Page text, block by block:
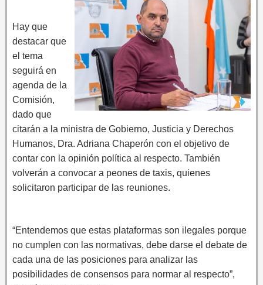
Hay que
destacar que
el tema
seguirá en
agenda de la
Comisión,
dado que
citarán a la ministra de Gobierno, Justicia y Derechos
Humanos, Dra. Adriana Chaperón con el objetivo de
contar con la opinión política al respecto. También
volverán a convocar a peones de taxis, quienes
solicitaron participar de las reuniones.
“Entendemos que estas plataformas son ilegales porque
no cumplen con las normativas, debe darse el debate de
cada una de las posiciones para analizar las
posibilidades de consensos para normar al respecto”,